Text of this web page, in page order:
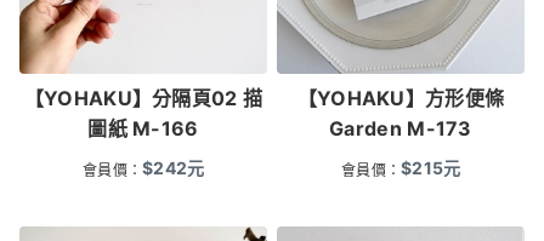
【YOHAKU】分隔頁02 描
圖紙 M-166
會員價：$242元
【YOHAKU】方形便條
Garden M-173
會員價：$215元